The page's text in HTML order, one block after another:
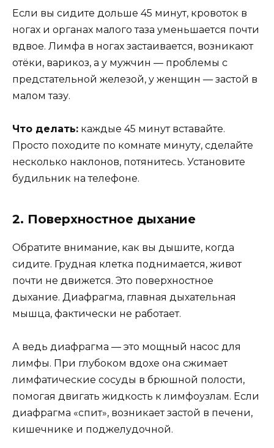
Если вы сидите дольше 45 минут, кровоток в
ногах и органах малого таза уменьшается почти
вдвое. Лимфа в ногах застаивается, возникают
отёки, варикоз, а у мужчин — проблемы с
предстательной железой, у женщин — застой в
малом тазу.
Что делать: каждые 45 минут вставайте.
Просто походите по комнате минуту, сделайте
несколько наклонов, потянитесь. Установите
будильник на телефоне.
2. Поверхностное дыхание
Обратите внимание, как вы дышите, когда
сидите. Грудная клетка поднимается, живот
почти не движется. Это поверхностное
дыхание. Диафрагма, главная дыхательная
мышца, фактически не работает.
А ведь диафрагма — это мощный насос для
лимфы. При глубоком вдохе она сжимает
лимфатические сосуды в брюшной полости,
помогая двигать жидкость к лимфоузлам. Если
диафрагма «спит», возникает застой в печени,
кишечнике и поджелудочной.